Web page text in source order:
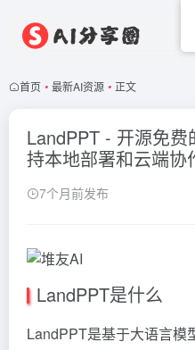
首页 • 最新AI资源 • 正文
LandPPT - 开源免
持本地部署和云端协
7个月前发布
LandPPT是什么
LandPPT是基于大语言模